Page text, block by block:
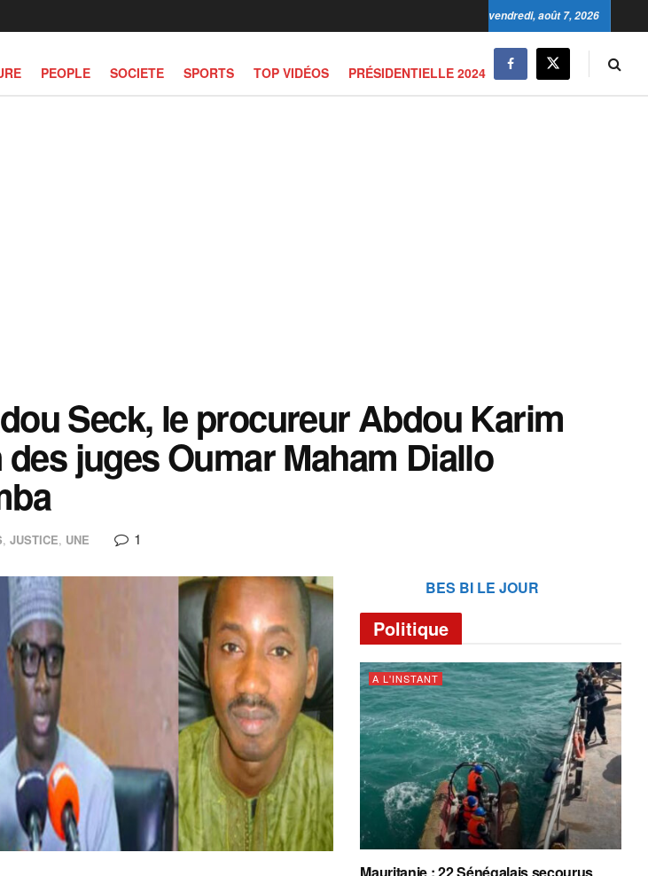
vendredi, août 7, 2026
PEOPLE SOCIETE SPORTS TOP VIDÉOS PRÉSIDENTIELLE 2024
Seck, le procureur Abdou Karim
des juges Oumar Maham Diallo
, JUSTICE, UNE 1
BES BI LE JOUR
Politique
A L'INSTANT
Mauritanie : 22 Sénégalais secourus